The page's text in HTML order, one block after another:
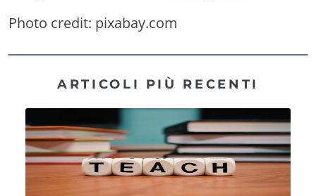
Photo credit: pixabay.com
ARTICOLI PIÙ RECENTI